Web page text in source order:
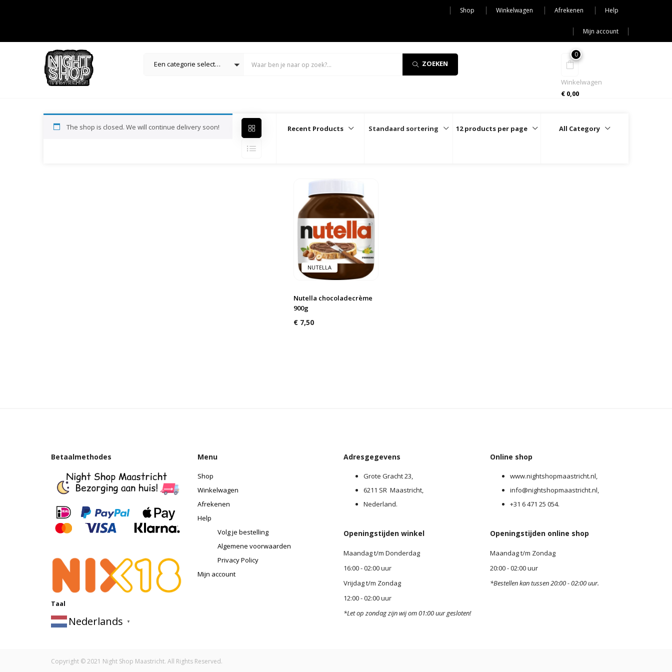
Shop Winkelwagen Afrekenen Help
Mijn account
Een categorie selecteren ZOEKEN
0
Winkelwagen
€ 0,00
The shop is closed. We will continue delivery soon! Recent Products Standaard sortering 12 products per page All Category
NUTELLA
Nutella chocoladecrème
900g
€ 7,50
Betaalmethodes
Taal
Nederlands ▼
Menu
Shop
Winkelwagen
Afrekenen
Help
Volg je bestelling
Algemene voorwaarden
Privacy Policy
Mijn account
Adresgegevens
Grote Gracht 23,
6211 SR Maastricht,
Nederland.
Openingstijden winkel
Maandag t/m Donderdag
16:00 - 02:00 uur
Vrijdag t/m Zondag
12:00 - 02:00 uur
*Let op zondag zijn wij om 01:00 uur gesloten!
Online shop
www.nightshopmaastricht.nl,
info@nightshopmaastricht.nl,
+31 6 471 25 054.
Openingstijden online shop
Maandag t/m Zondag
20:00 - 02:00 uur
*Bestellen kan tussen 20:00 - 02:00 uur.
Copyright © 2021 Night Shop Maastricht. All Rights Reserved.